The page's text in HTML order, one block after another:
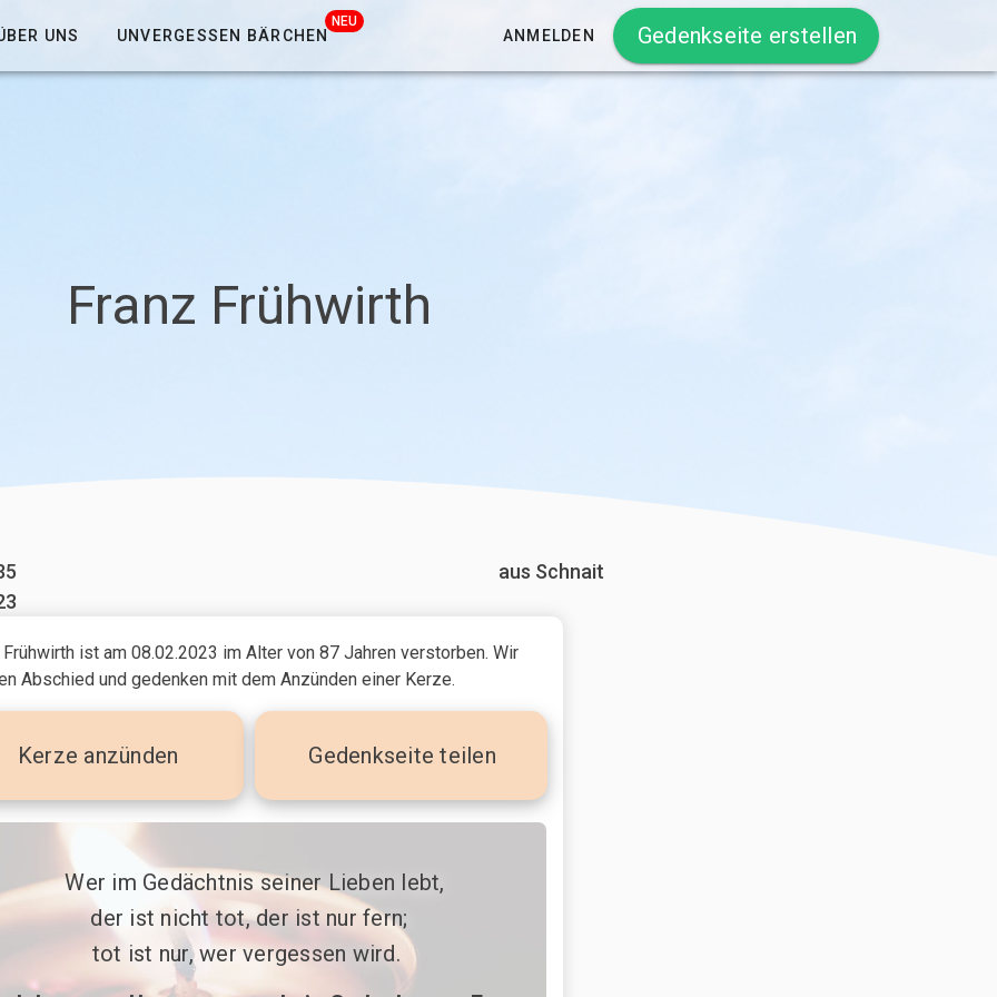
UNS UNVERGESSEN BÄRCHEN
NEU
ANMELDEN Gedenkseite erstellen
Franz Frühwirth
aus Schnait
ist am 08.02.2023 im Alter von 87 Jahren verstorben. Wir
Abschied und gedenken mit dem Anzünden einer Kerze.
Kerze anzünden Gedenkseite teilen
Wer im Gedächtnis seiner Lieben lebt,
der ist nicht tot, der ist nur fern;
tot ist nur, wer vergessen wird.